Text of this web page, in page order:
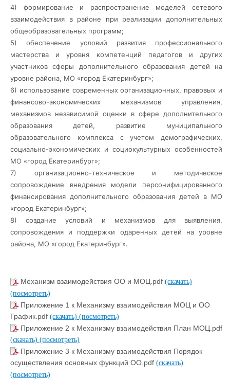
4) формирование и распространение моделей сетевого
взаимодействия в районе при реализации дополнительных
общеобразовательных программ;
5) обеспечение условий развития профессионального
мастерства и уровня компетенций педагогов и других
участников сферы дополнительного образования детей на
уровне района, МО «город Екатеринбург»;
6) использование современных организационных, правовых и
финансово-экономических механизмов управления,
механизмов независимой оценки в сфере дополнительного
образования детей, развитие муниципального
образовательного комплекса с учетом демографических,
социально-экономических и социокультурных особенностей
МО «город Екатеринбург»;
7) организационно-техническое и методическое
сопровождение внедрения модели персонифицированного
финансирования дополнительного образования детей в МО
«город Екатеринбург»;
8) создание условий и механизмов для выявления,
сопровождения и поддержки одаренных детей на уровне
района, МО «город Екатеринбург».
Механизм взаимодействия ОО и МОЦ.pdf (скачать)
(посмотреть)
Приложение 1 к Механизму взаимодействия МОЦ и ОО
График.pdf (скачать) (посмотреть)
Приложение 2 к Механизму взаимодействия План МОЦ.pdf
(скачать) (посмотреть)
Приложение 3 к Механизму взаимодействия Порядок
осуществления основных функций ОО.pdf (скачать)
(посмотреть)